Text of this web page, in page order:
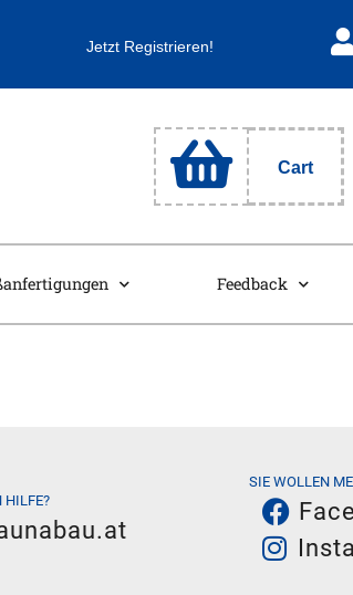
Jetzt Registrieren!
Cart
Feedback
HILFE?
SIE WOLLEN